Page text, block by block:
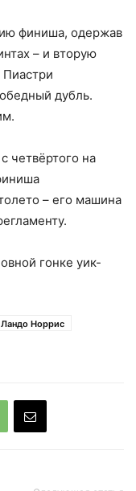
финиша, одержав
– и вторую
дубль.
четвёртого на
– его машина
гонке уик-
Ландо Норрис